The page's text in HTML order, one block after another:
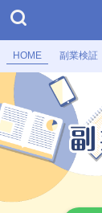
HOME 副業検証